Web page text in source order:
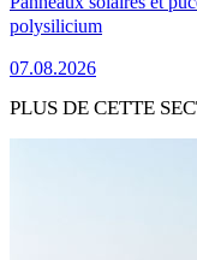
polysilicium
07.08.2026
PLUS DE CETTE